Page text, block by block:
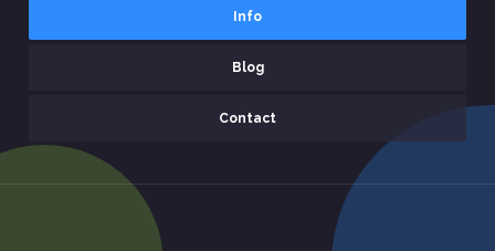
Info
Blog
Contact